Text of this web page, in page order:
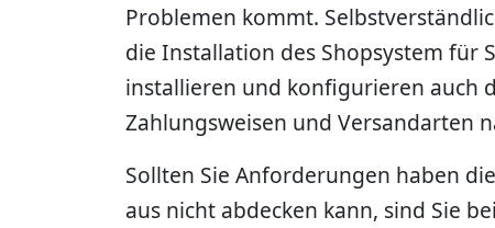
Problemen kommt.
die Installation des Shopsystem für
installieren und konfigurieren auch
Zahlungsweisen und Versandarten
Sollten Sie Anforderungen haben
aus nicht abdecken kann, sind Sie